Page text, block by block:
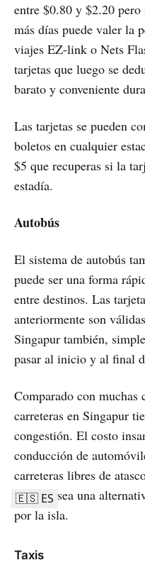
entre $0.80 y $2.20 pero
más días puede valer la
viajes EZ-link o Nets
tarjetas que luego se
barato y conveniente
Las tarjetas se pueden
boletos en cualquier
$5 que recuperas si la
estadía.
Autobús
El sistema de autobús
puede ser una forma
entre destinos. Las
anteriormente son
Singapur también,
pasar al inicio y al final
Comparado con muchas
carreteras en Singapur
congestión. El costo
conducción de
carreteras libres de
autobús sea una
por la isla.
Taxis
🇪🇸 ES